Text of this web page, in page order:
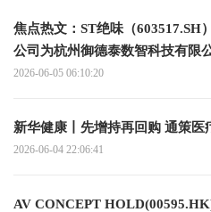
焦点热文：ST绝味（603517.SH
公司为杭州御德泰数智科技有限
2026-06-05 06:10:20
新华健康丨先增持再回购 通策医
2026-06-04 22:06:41
AV CONCEPT